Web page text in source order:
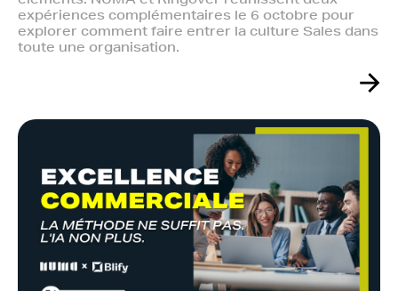
expériences complémentaires le 6 octobre pour
explorer comment faire entrer la culture Sales dans
toute une organisation.